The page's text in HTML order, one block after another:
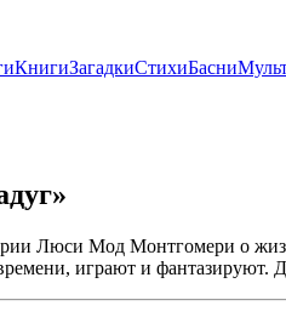
КнигиЗагадкиСтихиБасни
Люси Мод Монтгомери о
играют и